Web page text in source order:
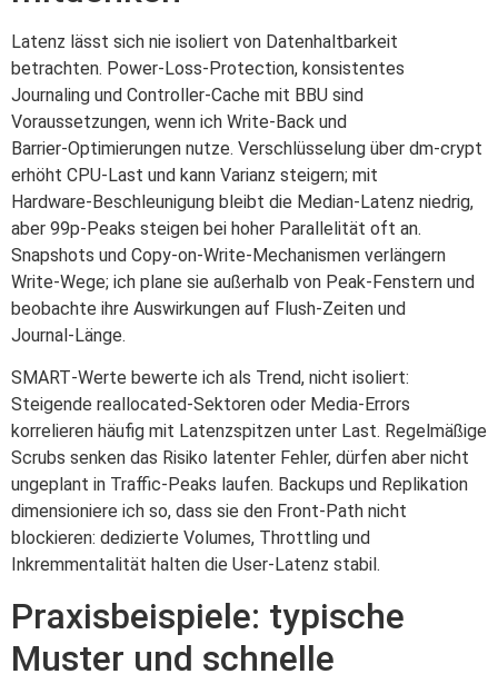
Latenz lässt sich nie isoliert von Datenhaltbarkeit
betrachten. Power‑Loss‑Protection, konsistentes
Journaling und Controller‑Cache mit BBU sind
Voraussetzungen, wenn ich Write‑Back und
Barrier‑Optimierungen nutze. Verschlüsselung über dm‑crypt
erhöht CPU‑Last und kann Varianz steigern; mit
Hardware‑Beschleunigung bleibt die Median‑Latenz niedrig,
aber 99p‑Peaks steigen bei hoher Parallelität oft an.
Snapshots und Copy‑on‑Write‑Mechanismen verlängern
Write‑Wege; ich plane sie außerhalb von Peak‑Fenstern und
beobachte ihre Auswirkungen auf Flush‑Zeiten und
Journal‑Länge.
SMART‑Werte bewerte ich als Trend, nicht isoliert:
Steigende reallocated‑Sektoren oder Media‑Errors
korrelieren häufig mit Latenzspitzen unter Last. Regelmäßige
Scrubs senken das Risiko latenter Fehler, dürfen aber nicht
ungeplant in Traffic‑Peaks laufen. Backups und Replikation
dimensioniere ich so, dass sie den Front‑Path nicht
blockieren: dedizierte Volumes, Throttling und
Inkremmentalität halten die User‑Latenz stabil.
Praxisbeispiele: typische
Muster und schnelle